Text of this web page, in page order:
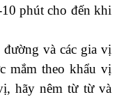
phút cho đến khi
và các gia vị
mắm theo khẩu vị
hãy nêm từ từ và